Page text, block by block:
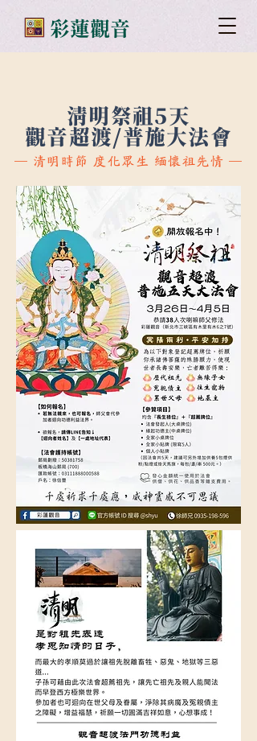
​彩蓮觀音
清明祭祖5天
觀音超渡/普施大法會
─ 清明 時 節 度化眾生 緬懷祖先情 ─